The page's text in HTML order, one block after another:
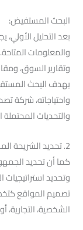
البحث المستفيض:
بعد التحليل
والمعلومات
وتقارير السوق،
يهدف البحث
واحتياجاته، شركة
والتحديات
2. تحديد الشريحة المستهدفة:
كما أن تحديد
وتحديد
تصميم المواقع
الشخصية، التجارية،